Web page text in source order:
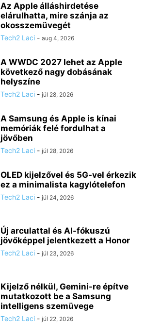
Az Apple álláshirdetése
elárulhatta, mire szánja az
okosszemüvegét
Tech2 Laci - aug 4, 2026
A WWDC 2027 lehet az Apple
következő nagy dobásának
helyszíne
Tech2 Laci - júl 28, 2026
A Samsung és Apple is kínai
memóriák felé fordulhat a
jövőben
Tech2 Laci - júl 28, 2026
OLED kijelzővel és 5G-vel érkezik
ez a minimalista kagylótelefon
Tech2 Laci - júl 24, 2026
Új arculattal és AI-fókuszú
jövőképpel jelentkezett a Honor
Tech2 Laci - júl 23, 2026
Kijelző nélkül, Gemini-re építve
mutatkozott be a Samsung
intelligens szemüvege
Tech2 Laci - júl 22, 2026